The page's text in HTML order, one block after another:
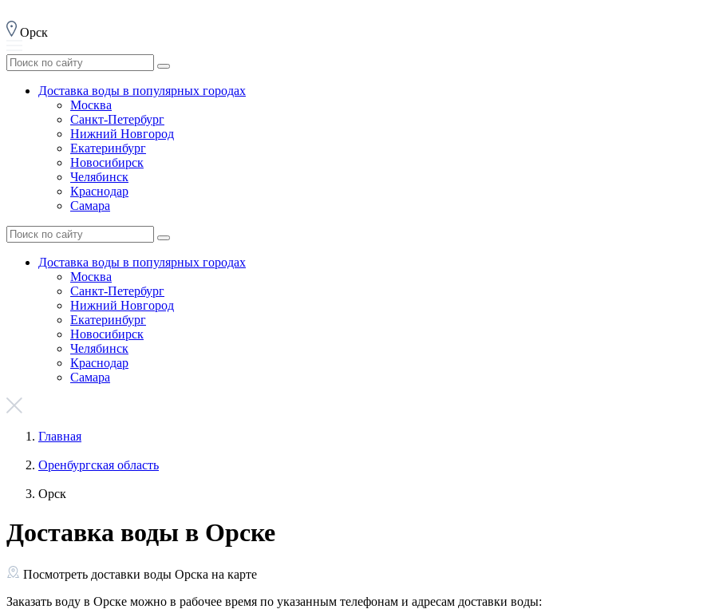
Орск
Доставка воды в популярных городах
Москва
Санкт-Петербург
Нижний Новгород
Екатеринбург
Новосибирск
Челябинск
Краснодар
Самара
Доставка воды в популярных городах
Москва
Санкт-Петербург
Нижний Новгород
Екатеринбург
Новосибирск
Челябинск
Краснодар
Самара
Главная
Оренбургская область
Орск
Доставка воды в Орске
Посмотреть доставки воды Орска на карте
Заказать воду в Орске можно в рабочее время по указанным телефонам и адресам доставки воды: